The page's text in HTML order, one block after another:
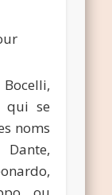
qui se
noms